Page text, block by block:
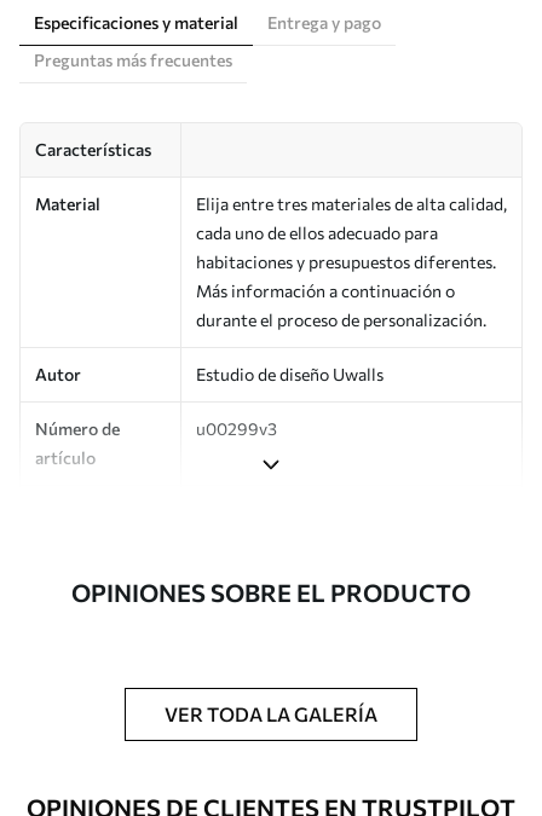
Especificaciones y material
Entrega y pago
Preguntas más frecuentes
Características
Material
Elija entre tres materiales de alta calidad,
cada uno de ellos adecuado para
habitaciones y presupuestos diferentes.
Más información a continuación o
durante el proceso de personalización.
Autor Estudio de diseño Uwalls
Número de
artículo
u00299v3
Adicionalmente
Disponible con recubrimiento de barniz
esponja suave. Los murales de pared con
recubrimiento de barniz pueden
OPINIONES SOBRE EL PRODUCTO
VER TODA LA GALERÍA
OPINIONES DE CLIENTES EN TRUSTPILOT